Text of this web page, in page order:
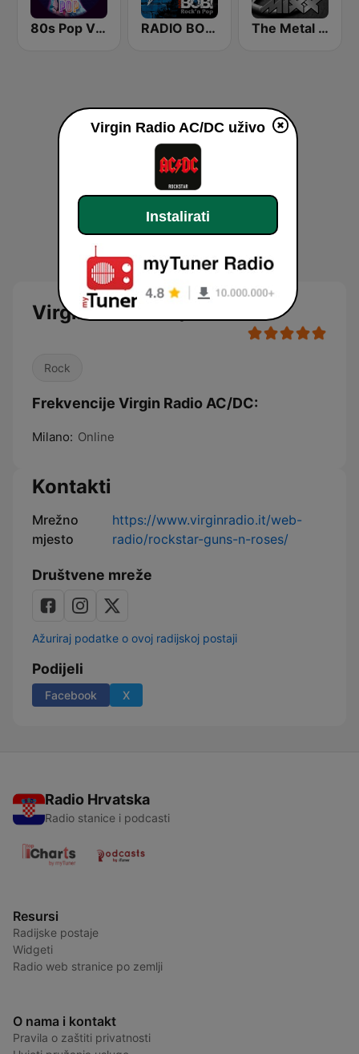
80s Pop Vibes RADIO BOB! ACDC The Metal MIXX
Virgin Radio AC/DC
Rock
Frekvencije Virgin Radio AC/DC:
Milano: Online
Kontakti
Mrežno
mjesto
https://www.virginradio.it/web-
radio/rockstar-guns-n-roses/
Društvene mreže
Ažuriraj podatke o ovoj radijskoj postaji
Podijeli
Facebook X
Radio Hrvatska
Radio stanice i podcasti
Resursi
Radijske postaje
Widgeti
Radio web stranice po zemlji
O nama i kontakt
Pravila o zaštiti privatnosti
Virgin Radio AC/DC uživo
Instalirati